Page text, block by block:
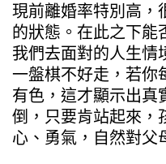
現前離婚率特別高，
的狀態。在此之下能
我們去面對的人生情
一盤棋不好走，若你
有色，這才顯示出真
倒，只要肯站起來，
心、勇氣，自然對父